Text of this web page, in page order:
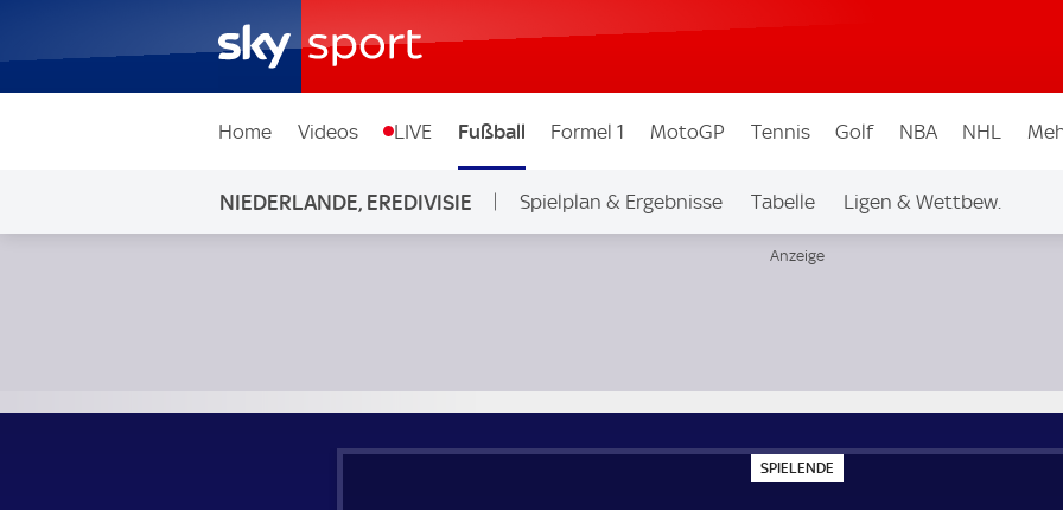
Home Videos LIVE Fußball Formel 1 MotoGP Tennis Golf NBA NHL
NIEDERLANDE, EREDIVISIE Spielplan & Ergebnisse Tabelle Ligen & Wettbew.
SPIELENDE
P